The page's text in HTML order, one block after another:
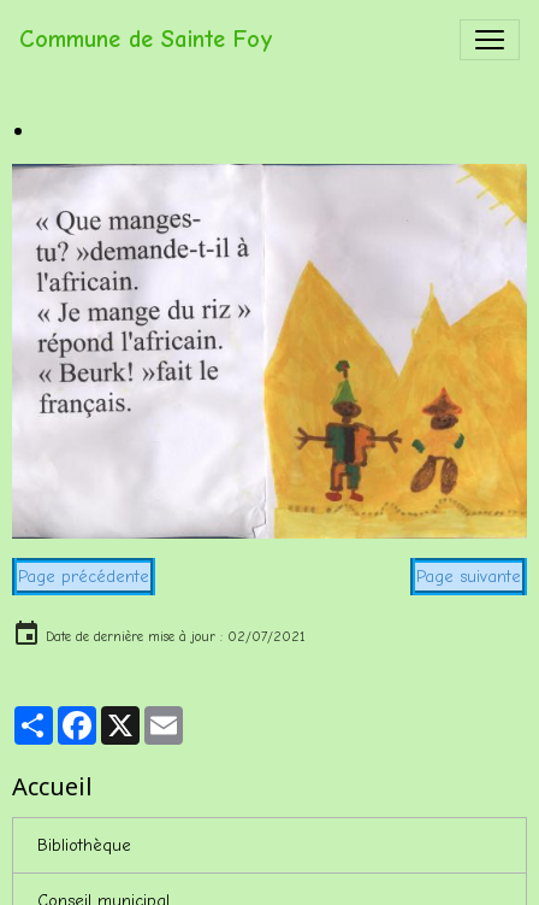
Commune de Sainte Foy
.
Page suivante
Page précédente
Date de dernière mise à jour : 02/07/2021
PartagerFacebook
X
Accueil
Bibliothèque